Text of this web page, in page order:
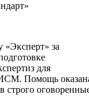
«Эксперт» за
для
Помощь
строго